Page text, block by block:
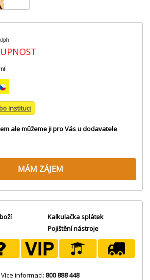
instituci
ale můžeme ji pro Vás u dodavatele
MÁM ZÁJEM
Kalkulačka splátek
Pojištění nástroje
Více informací: 800 888 448